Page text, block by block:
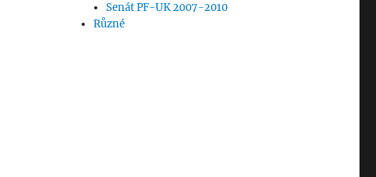
Senát PF-UK 2007-2010
Různé